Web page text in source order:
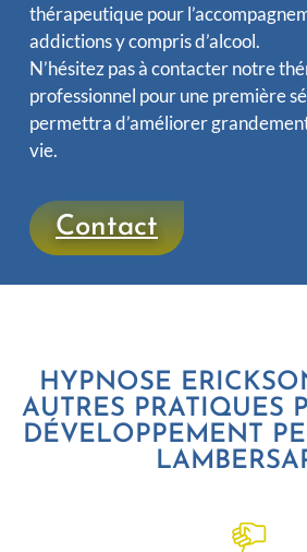
thérapeutique pour
addictions y compris d’alcool.
N’hésitez pas à contacter notre
professionnel pour une première
permettra d’améliorer
vie.
Contact
HYPNOSE
AUTRES PRATIQUES
DÉVELOPPEMENT